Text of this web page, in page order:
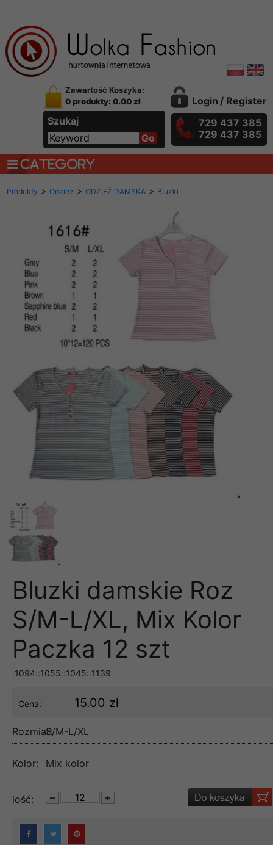
Zawartość Koszyka:
0 produkty: 0.00 zł
Szukaj
Login / Register
729 437 385
729 437 385
CATEGORY
Produkty > Odzież > ODZIEŻ DAMSKA > Bluzki
Bluzki damskie Roz
S/M-L/XL, Mix Kolor
Paczka 12 szt
:1094::1055::1045::1139
Cena: 15.00 zł
Rozmiar:S/M-L/XL
Kolor: Mix kolor
lość: